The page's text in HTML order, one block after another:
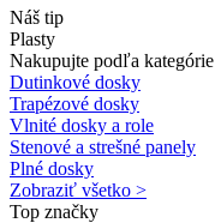
Náš tip
Plasty
Nakupujte podľa kategórie
Dutinkové dosky
Trapézové dosky
Vlnité dosky a role
Stenové a strešné panely
Plné dosky
Zobraziť všetko >
Top značky